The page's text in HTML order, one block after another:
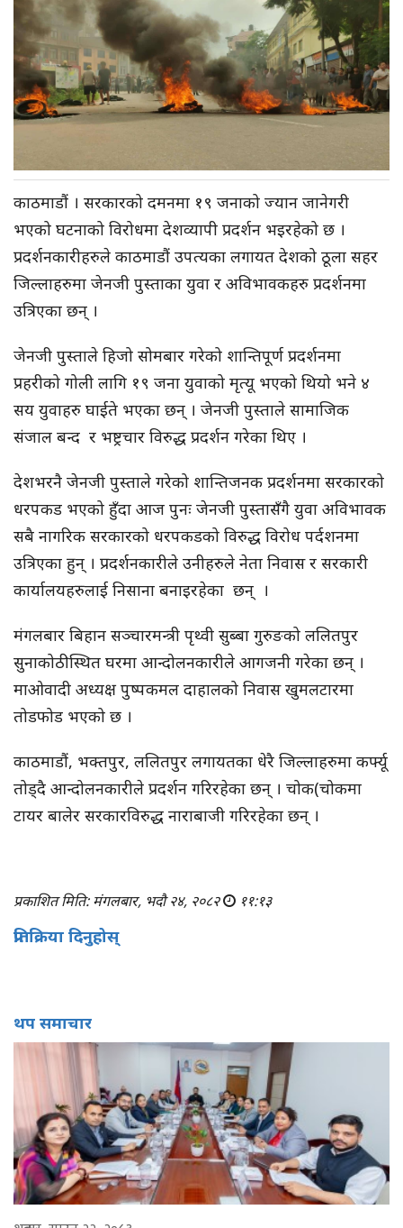
काठमाडौं । सरकारको दमनमा १९ जनाको ज्यान जानेगरी
भएको घटनाको विरोधमा देशव्यापी प्रदर्शन भइरहेको छ ।
प्रदर्शनकारीहरुले काठमाडौं उपत्यका लगायत देशको ठूला सहर
जिल्लाहरुमा जेनजी पुस्ताका युवा र अविभावकहरु प्रदर्शनमा
उत्रिएका छन् ।
जेनजी पुस्ताले हिजो सोमबार गरेको शान्तिपूर्ण प्रदर्शनमा
प्रहरीको गोली लागि १९ जना युवाको मृत्यू भएको थियो भने ४
सय युवाहरु घाईते भएका छन् । जेनजी पुस्ताले सामाजिक
संजाल बन्द र भष्ट्रचार विरुद्ध प्रदर्शन गरेका थिए ।
देशभरनै जेनजी पुस्ताले गरेको शान्तिजनक प्रदर्शनमा सरकारको
धरपकड भएको हुँदा आज पुनः जेनजी पुस्तासँगै युवा अविभावक
सबै नागरिक सरकारको धरपकडको विरुद्ध विरोध पर्दशनमा
उत्रिएका हुन् । प्रदर्शनकारीले उनीहरुले नेता निवास र सरकारी
कार्यालयहरुलाई निसाना बनाइरहेका छन् ।
मंगलबार बिहान सञ्चारमन्त्री पृथ्वी सुब्बा गुरुङको ललितपुर
सुनाकोठीस्थित घरमा आन्दोलनकारीले आगजनी गरेका छन् ।
माओवादी अध्यक्ष पुष्पकमल दाहालको निवास खुमलटारमा
तोडफोड भएको छ ।
काठमाडौं, भक्तपुर, ललितपुर लगायतका धेरै जिल्लाहरुमा कर्फ्यू
तोड्दै आन्दोलनकारीले प्रदर्शन गरिरहेका छन् । चोक(चोकमा
टायर बालेर सरकारविरुद्ध नाराबाजी गरिरहेका छन् ।
प्रकाशित मिति: मंगलबार, भदौ २४, २०८२ ११:१३
प्रतिक्रिया दिनुहोस्
थप समाचार